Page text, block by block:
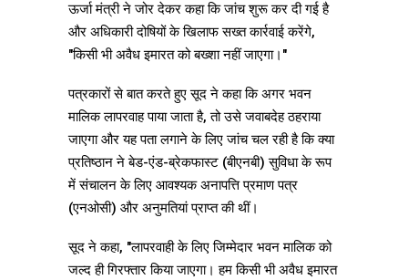
ऊर्जा मंत्री ने जोर देकर कहा कि जांच शुरू कर दी गई है
और अधिकारी दोषियों के खिलाफ सख्त कार्रवाई करेंगे,
"किसी भी अवैध इमारत को बख्शा नहीं जाएगा।"
पत्रकारों से बात करते हुए सूद ने कहा कि अगर भवन
मालिक लापरवाह पाया जाता है, तो उसे जवाबदेह ठहराया
जाएगा और यह पता लगाने के लिए जांच चल रही है कि क्या
प्रतिष्ठान ने बेड-एंड-ब्रेकफास्ट (बीएनबी) सुविधा के रूप
में संचालन के लिए आवश्यक अनापत्ति प्रमाण पत्र
(एनओसी) और अनुमतियां प्राप्त की थीं।
सूद ने कहा, "लापरवाही के लिए जिम्मेदार भवन मालिक को
जल्द ही गिरफ्तार किया जाएगा। हम किसी भी अवैध इमारत